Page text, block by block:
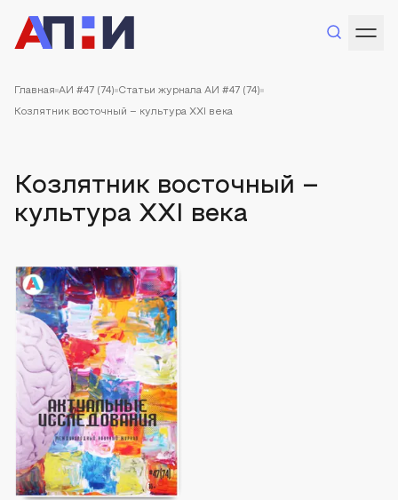
Главная АИ #47 (74) Статьи журнала АИ #47 (74)
Козлятник восточный – культура XXI века
Козлятник восточный –
культура XXI века